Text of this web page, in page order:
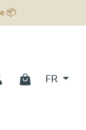
📦
FR